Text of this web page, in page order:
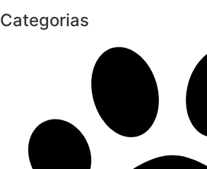
Categorias